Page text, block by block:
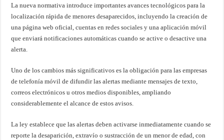
La nueva normativa introduce importantes avances tecnológicos para la
localización rápida de menores desaparecidos, incluyendo la creación de
una página web oficial, cuentas en redes sociales y una aplicación móvil
que enviará notificaciones automáticas cuando se active o desactive una
alerta.
Uno de los cambios más significativos es la obligación para las empresas
de telefonía móvil de difundir las alertas mediante mensajes de texto,
correos electrónicos u otros medios disponibles, ampliando
considerablemente el alcance de estos avisos.
La ley establece que las alertas deben activarse inmediatamente cuando se
reporte la desaparición, extravío o sustracción de un menor de edad, con